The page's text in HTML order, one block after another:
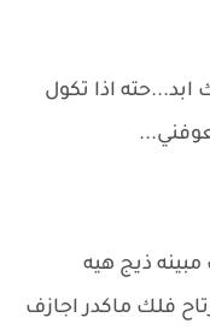
اذا تكول
ذيج هيه
فلك ماكدر اجازف